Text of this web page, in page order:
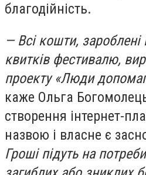
благодійність.
—Всі кошти, зароблені
квитків фестивалю,
проекту «Люди
каже Ольга
створення інтернет-
назвою і власне є
Гроші підуть на